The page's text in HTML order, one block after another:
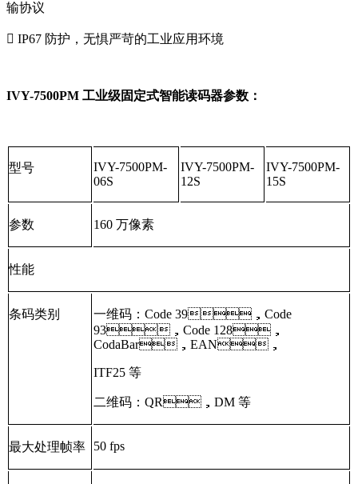
输协议
 IP67 防护，无惧严苛的工业应用环境
IVY-7500PM 工业级固定式智能读码器参数：
型号
IVY-7500PM-
06S
IVY-7500PM-
12S
IVY-7500PM-
15S
参数 160 万像素
性能
条码类别
一维码：Code 39，Code
93，Code 128，
CodaBar，EAN，
ITF25 等
二维码：QR，DM 等
最大处理帧率 50 fps